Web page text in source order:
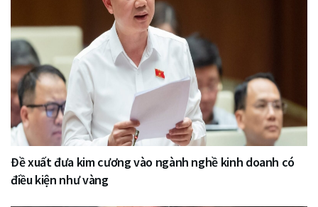
Đề xuất đưa kim cương vào ngành nghề kinh doanh có
điều kiện như vàng